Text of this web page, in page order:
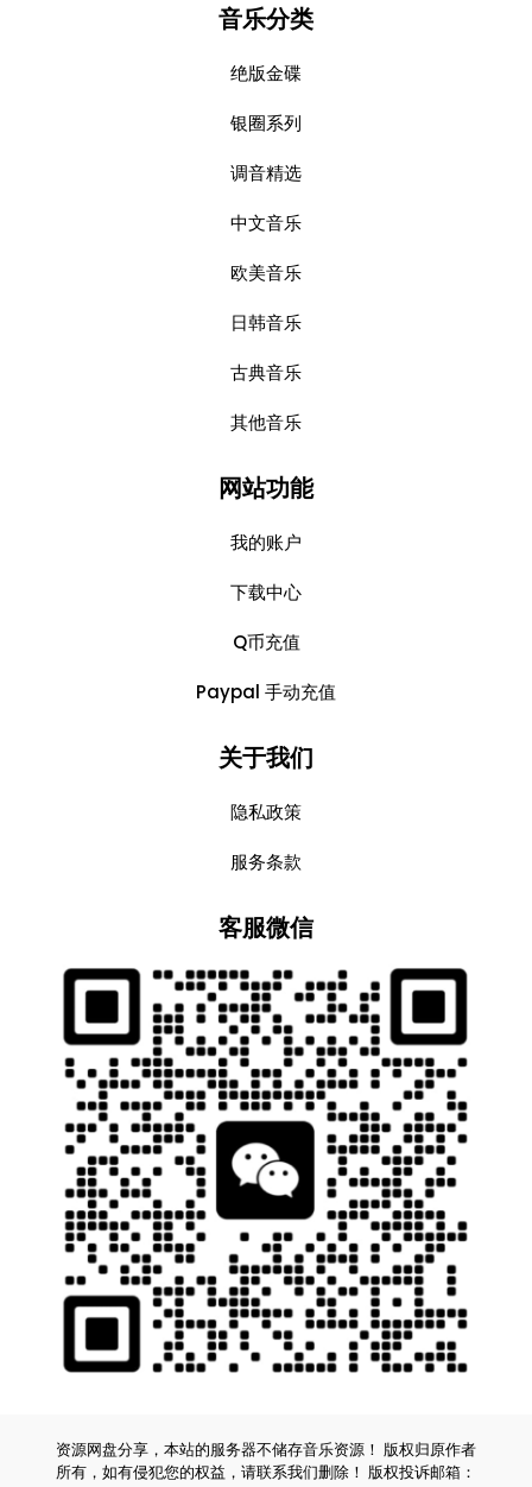
音乐分类
绝版金碟
银圈系列
调音精选
中文音乐
欧美音乐
日韩音乐
古典音乐
其他音乐
网站功能
我的账户
下载中心
Q币充值
Paypal 手动充值
关于我们
隐私政策
服务条款
客服微信
资源网盘分享，本站的服务器不储存音乐资源！ 版权归原作者
所有，如有侵犯您的权益，请联系我们删除！ 版权投诉邮箱：